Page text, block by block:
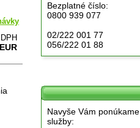
Bezplatné číslo:
0800 939 077
02/222 001 77
056/222 01 88
Navyše Vám ponúkame
služby: